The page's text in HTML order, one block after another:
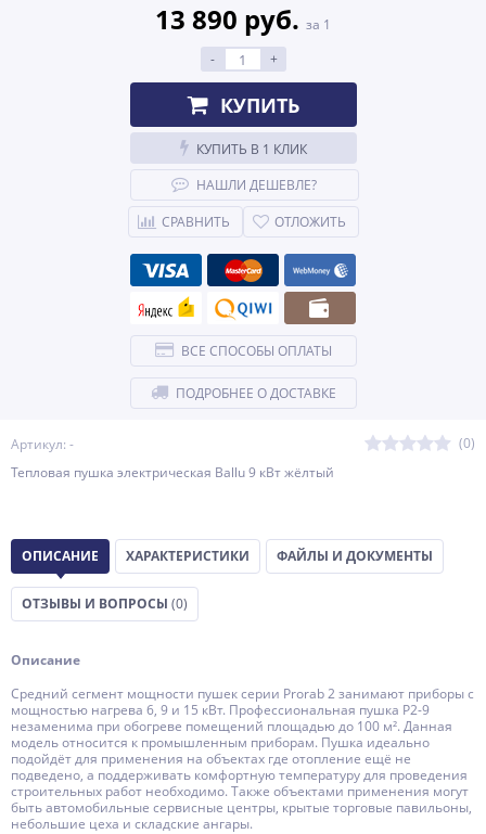
Артикул: -
(0)
Тепловая пушка электрическая Ballu 9 кВт жёлтый
13 890 руб. за 1
-
+
КУПИТЬ
КУПИТЬ В 1 КЛИК
НАШЛИ ДЕШЕВЛЕ?
СРАВНИТЬ
ОТЛОЖИТЬ
ВСЕ СПОСОБЫ ОПЛАТЫ
ПОДРОБНЕЕ О ДОСТАВКЕ
ОПИСАНИЕ ХАРАКТЕРИСТИКИ ФАЙЛЫ И ДОКУМЕНТЫ
ОТЗЫВЫ И ВОПРОСЫ (0)
Описание
Средний сегмент мощности пушек серии Prorab 2 занимают приборы с
мощностью нагрева 6, 9 и 15 кВт. Профессиональная пушка P2-9
незаменима при обогреве помещений площадью до 100 м². Данная
модель относится к промышленным приборам. Пушка идеально
подойдёт для применения на объектах где отопление ещё не
подведено, а поддерживать комфортную температуру для проведения
строительных работ необходимо. Также объектами применения могут
быть автомобильные сервисные центры, крытые торговые павильоны,
небольшие цеха и складские ангары.